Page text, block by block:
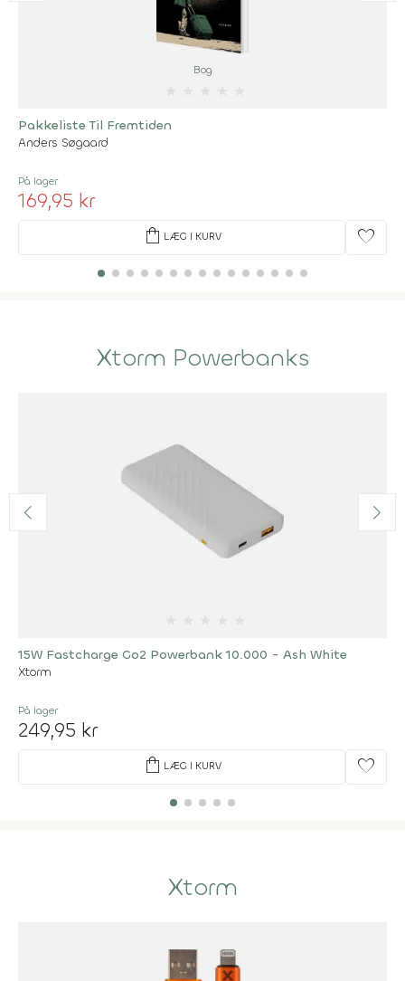
Bog
Pakkeliste Til Fremtiden
Anders Søgaard
På lager
169,95 kr
shopping_bag LÆG I KURV favorite
Xtorm Powerbanks
15W Fastcharge Go2 Powerbank 10.000 - Ash White
Xtorm
På lager
249,95 kr
shopping_bag LÆG I KURV favorite
Xtorm